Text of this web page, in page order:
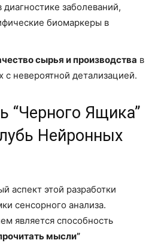
диагностике заболеваний,
биомаркеры в
сырья и производства в
с невероятной детализацией.
“Черного Ящика”
Нейронных
аспект этой разработки
сенсорного анализа.
является способность
мысли”